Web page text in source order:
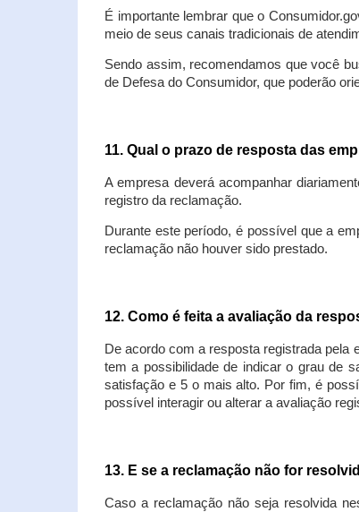
É importante lembrar que o
meio de seus canais tradicionais de
Sendo assim, recomendamos que você
de Defesa do Consumidor, que poderão
11. Qual o prazo de resposta das
A empresa deverá acompanhar
registro da reclamação.
Durante este período, é possível que a
reclamação não houver sido prestado.
12. Como é feita a avaliação da
De acordo com a resposta registrada pela
tem a possibilidade de indicar o grau de
satisfação e 5 o mais alto. Por fim, é
possível interagir ou alterar a avaliação
13. E se a reclamação não for
Caso a reclamação não seja resolvida